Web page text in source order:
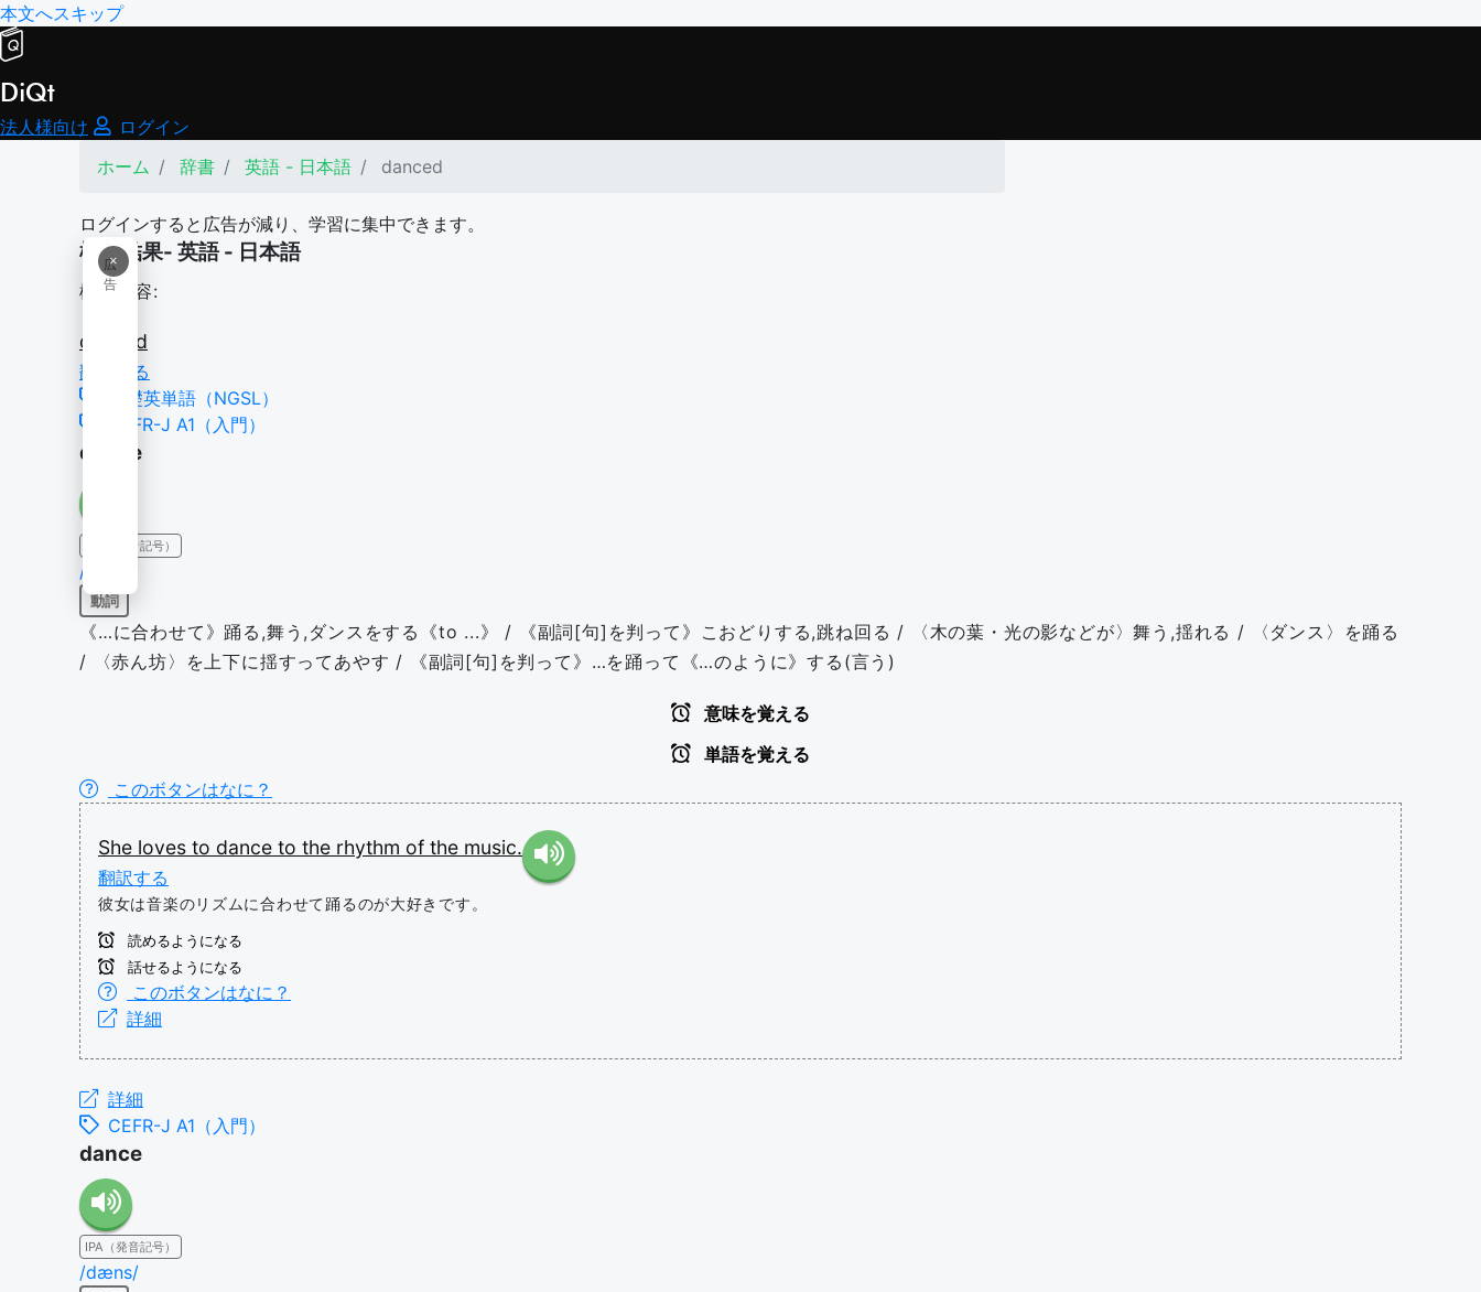
本文へスキップ
DiQt
法人様向け
ログイン
ホーム
辞書 英語 - 日本語 danced
ログインすると広告が減り、学習に集中できます。
×
広
告
検索結果- 英語 - 日本語
検索内容:
danced
翻訳する
基礎英単語（NGSL）
CEFR-J A1（入門）
dance
IPA（発音記号）
/dæns/
動詞
《…に合わせて》踊る,舞う,ダンスをする《to ...》 / 《副詞[句]を判って》こおどりする,跳ね回る / 〈木の葉・光の影などが〉舞う,揺れる / 〈ダンス〉を踊る
/ 〈赤ん坊〉を上下に揺すってあやす / 《副詞[句]を判って》…を踊って《…のように》する(言う)
意味を覚える
単語を覚える
このボタンはなに？
She loves to dance to the rhythm of the music.
翻訳する
彼女は音楽のリズムに合わせて踊るのが大好きです。
読めるようになる
話せるようになる
このボタンはなに？
詳細
詳細
CEFR-J A1（入門）
dance
IPA（発音記号）
/dæns/